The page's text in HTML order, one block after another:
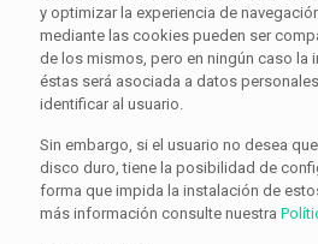
y optimizar la experiencia de
mediante las cookies pueden ser
de los mismos, pero en ningún caso
éstas será asociada a datos
identificar al usuario.
Sin embargo, si el usuario no desea
disco duro, tiene la posibilidad de
forma que impida la instalación de
más información consulte nuestra